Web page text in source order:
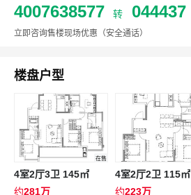
4007638577 转 044437
立即咨询售楼现场优惠 （安全通话）
楼盘户型
在售
4室2厅3卫 145㎡
约281万
4室2厅2卫 115㎡
约223万